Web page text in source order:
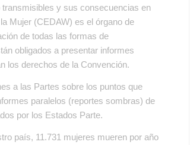
y sus consecuencias en
Mujer (CEDAW) es el órgano de
de todas las formas de
obligados a presentar informes
los derechos de la Convención.
a las Partes sobre los puntos que
paralelos (reportes sombras) de
por los Estados Parte.
país, 11.731 mujeres mueren por año